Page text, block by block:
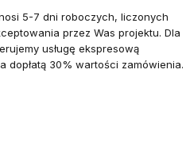
5-7 dni roboczych, liczonych
przez Was projektu. Dla
usługę ekspresową
dopłatą 30% wartości zamówienia.